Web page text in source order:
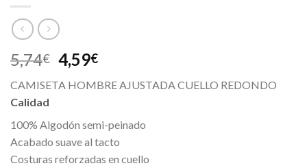
5,74€ 4,59€
CAMISETA HOMBRE AJUSTADA CUELLO REDONDO
Calidad
100% Algodón semi-peinado
Acabado suave al tacto
Costuras reforzadas en cuello